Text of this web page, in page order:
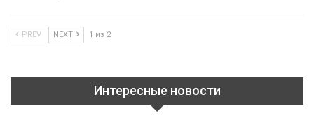
PREV NEXT 1 из 2
Интересные новости